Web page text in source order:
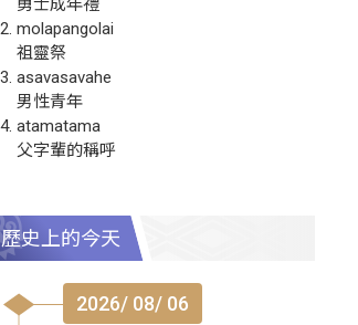
勇士成年禮
molapangolai
祖靈祭
asavasavahe
男性青年
atamatama
父字輩的稱呼
歷史上的今天
2026/ 08/ 06